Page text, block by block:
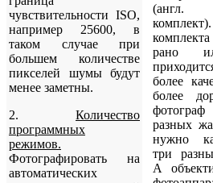
чувствительности ISO,
например 25600, в
таком случае при
большем количестве
пикселей шумы будут
менее заметны.
2. Количество
программных
режимов.
Фотографировать на
автоматических
рано
более
более
разных
нужно
три
А